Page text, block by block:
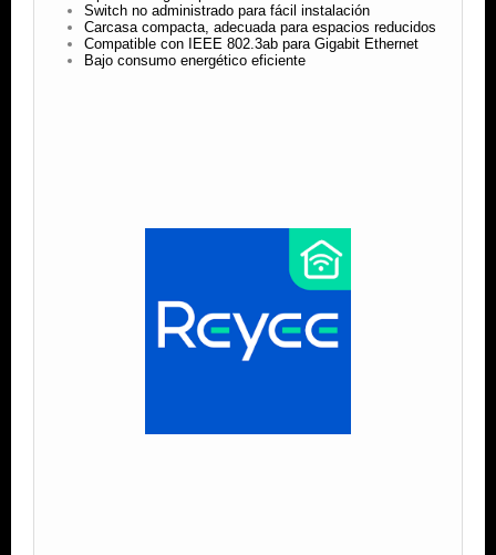
Switch no administrado para fácil instalación
Carcasa compacta, adecuada para espacios reducidos
Compatible con IEEE 802.3ab para Gigabit Ethernet
Bajo consumo energético eficiente